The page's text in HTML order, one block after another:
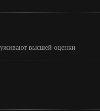
высшей оценки